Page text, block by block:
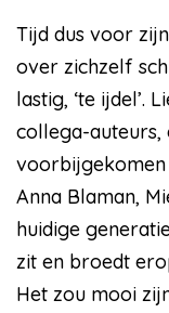
Tijd dus voor
over zichzelf
lastig, ‘te ijdel’.
collega-auteurs,
voorbijgekomen
Anna Blaman,
huidige
zit en broedt
Het zou mooi